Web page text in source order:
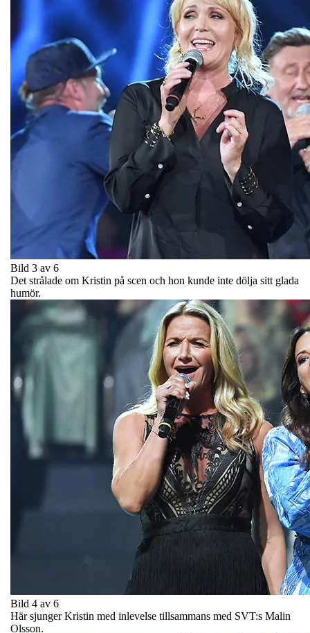
Bild 3 av 6
Det strålade om Kristin på scen och hon kunde inte dölja sitt glada
humör.
Bild 4 av 6
Här sjunger Kristin med inlevelse tillsammans med SVT:s Malin
Olsson.